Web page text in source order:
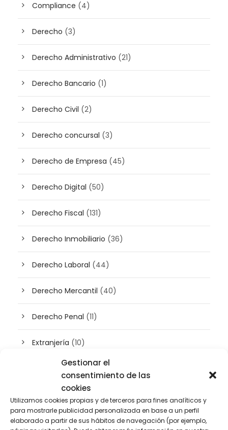
Gestionar el
consentimiento de las
cookies
Utilizamos cookies propias y de terceros para fines analíticos y
para mostrarle publicidad personalizada en base a un perfil
elaborado a partir de sus hábitos de navegación (por ejemplo,
Compliance (4)
Derecho (3)
Derecho Administrativo (21)
Derecho Bancario (1)
Derecho Civil (2)
Derecho concursal (3)
Derecho de Empresa (45)
Derecho Digital (50)
Derecho Fiscal (131)
Derecho Inmobiliario (36)
Derecho Laboral (44)
Derecho Mercantil (40)
Derecho Penal (11)
Extranjería (10)
Inteligencia artificial (3)
Plusvalía(2)